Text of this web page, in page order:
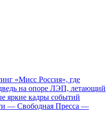
«Мисс Россия», где
на опоре ЛЭП, летающий
яркие кадры событий
— Свободная Пресса —